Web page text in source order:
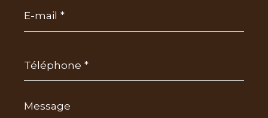
mail
*
Message
*